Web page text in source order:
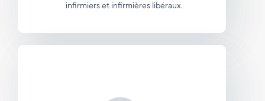
infirmiers et infirmières libéraux.